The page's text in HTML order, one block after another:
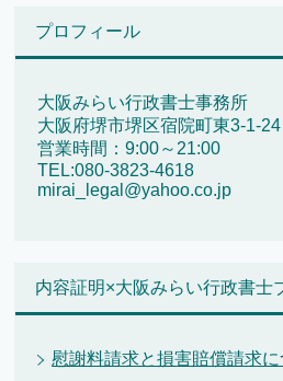
プロフィール
大阪みらい行政書士事務所
大阪府堺市堺区宿院町東3-1-24
営業時間：9:00～21:00
TEL:080-3823-4618
mirai_legal@yahoo.co.jp
内容証明×大阪みらい行政書士
慰謝料請求と損害賠償請求に